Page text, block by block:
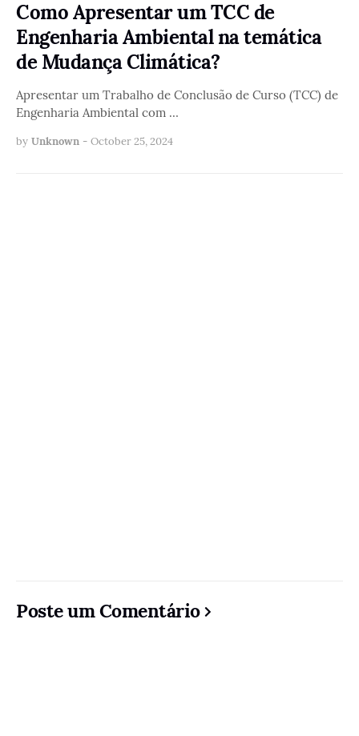
Como Apresentar um TCC de
Engenharia Ambiental na temática
de Mudança Climática?
Apresentar um Trabalho de Conclusão de Curso (TCC) de
Engenharia Ambiental com …
by Unknown - October 25, 2024
Poste um Comentário